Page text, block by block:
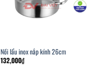
Nồi lẩu inox nắp kính 26cm
132,000₫